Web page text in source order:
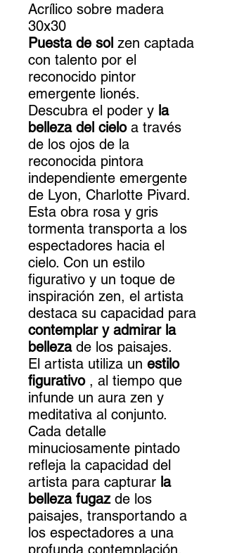
Acrílico sobre madera
30x30
Puesta de sol zen captada
con talento por el
reconocido pintor
emergente lionés.
Descubra el poder y la
belleza del cieloa través
de los ojos de la
reconocida pintora
independiente emergente
de Lyon, Charlotte Pivard.
Esta obra rosa y gris
tormenta transporta a los
espectadores hacia el
cielo. Con un estilo
figurativo y un toque de
inspiración zen, el artista
destaca su capacidad para
contemplar y admirar la
bellezade los paisajes.
El artista utiliza un estilo
figurativo, al tiempo que
infunde un aura zen y
meditativa al conjunto.
Cada detalle
minuciosamente pintado
refleja la capacidad del
artista para capturar la
belleza fugazde los
paisajes, transportando a
los espectadores a una
profunda contemplación.